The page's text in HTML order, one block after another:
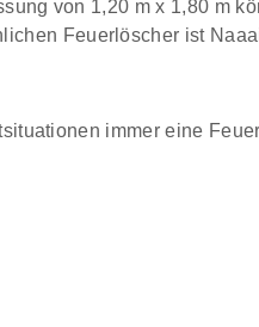
von 1,20 m x 1,80 m
Feuerlöscher ist
immer eine